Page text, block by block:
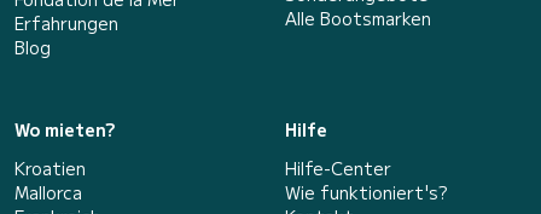
Erfahrungen
Blog
Alle Bootsmarken
Wo mieten?
Kroatien
Mallorca
Hilfe
Hilfe-Center
Wie funktioniert's?